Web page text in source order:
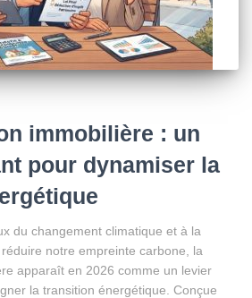
immobilière : un
pour dynamiser la
du changement climatique et à la
notre empreinte carbone, la
apparaît en 2026 comme un levier
la transition énergétique. Conçue